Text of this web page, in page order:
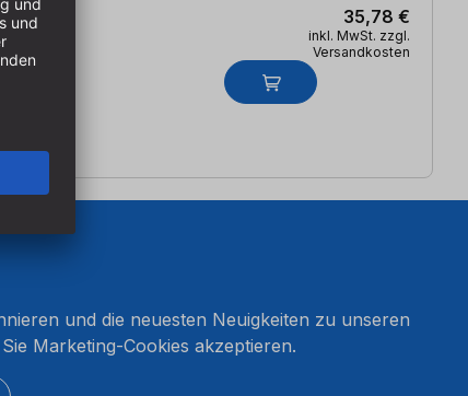
35,78 €
inkl. MwSt. zzgl.
Versandkosten
und die neuesten Neuigkeiten zu unseren
Marketing-Cookies akzeptieren.